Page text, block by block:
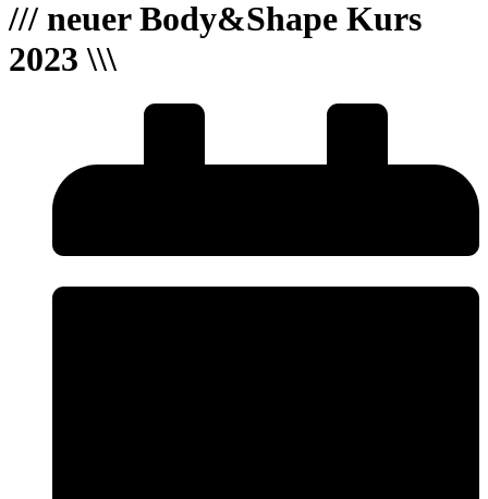
/// neuer Body&Shape Kurs
2023 \\\